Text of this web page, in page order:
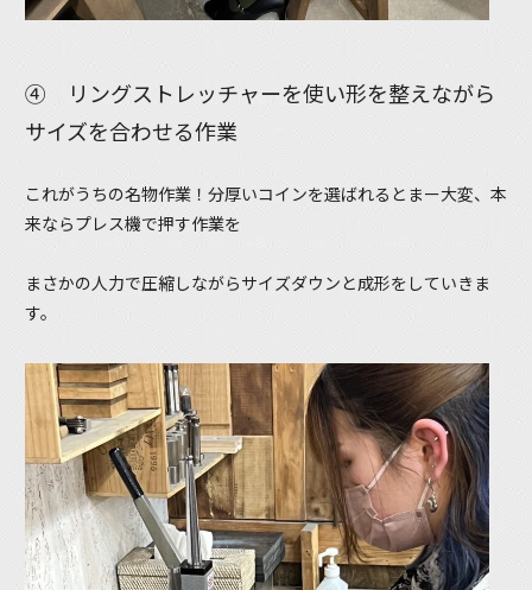
④ リングストレッチャーを使い形を整えながら
サイズを合わせる作業
これがうちの名物作業！分厚いコインを選ばれるとまー大変、本
来ならプレス機で押す作業を
まさかの人力で圧縮しながらサイズダウンと成形をしていきま
す。